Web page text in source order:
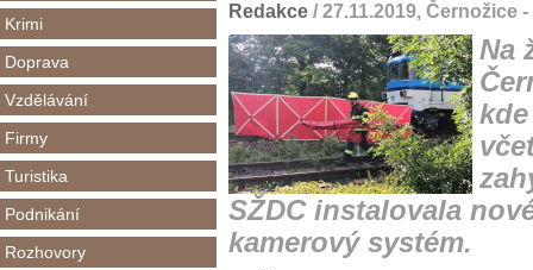
Krimi
Doprava
Vzdělávání
Firmy
Turistika
Podnikání
Rozhovory
Redakce / 27.11.2019, Černožice
Na
SŽDC instalovala
kamerový systém.